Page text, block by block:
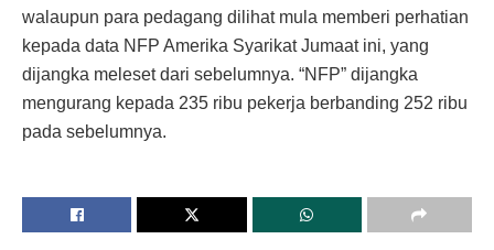
walaupun para pedagang dilihat mula memberi perhatian
kepada data NFP Amerika Syarikat Jumaat ini, yang
dijangka meleset dari sebelumnya. “NFP” dijangka
mengurang kepada 235 ribu pekerja berbanding 252 ribu
pada sebelumnya.